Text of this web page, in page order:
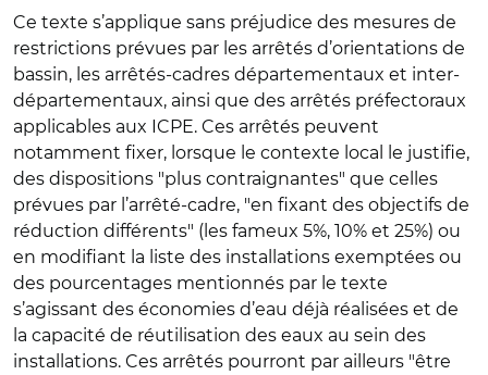
Ce texte s’applique sans préjudice des mesures de
restrictions prévues par les arrêtés d’orientations de
bassin, les arrêtés-cadres départementaux et inter-
départementaux, ainsi que des arrêtés préfectoraux
applicables aux ICPE. Ces arrêtés peuvent
notamment fixer, lorsque le contexte local le justifie,
des dispositions "plus contraignantes" que celles
prévues par l’arrêté-cadre, "en fixant des objectifs de
réduction différents" (les fameux 5%, 10% et 25%) ou
en modifiant la liste des installations exemptées ou
des pourcentages mentionnés par le texte
s’agissant des économies d’eau déjà réalisées et de
la capacité de réutilisation des eaux au sein des
installations. Ces arrêtés pourront par ailleurs "être